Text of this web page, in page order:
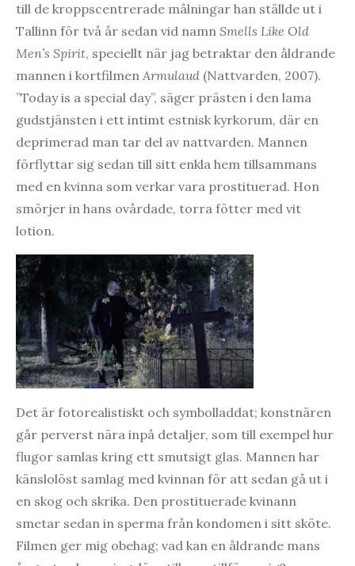
till de kroppscentrerade målningar han ställde ut i
Tallinn för två år sedan vid namn Smells Like Old
Men’s Spirit, speciellt när jag betraktar den åldrande
mannen i kortfilmen Armulaud (Nattvarden, 2007).
”Today is a special day”, säger prästen i den lama
gudstjänsten i ett intimt estnisk kyrkorum, där en
deprimerad man tar del av nattvarden. Mannen
förflyttar sig sedan till sitt enkla hem tillsammans
med en kvinna som verkar vara prostituerad. Hon
smörjer in hans ovårdade, torra fötter med vit
lotion.
Det är fotorealistiskt och symbolladdat; konstnären
går perverst nära inpå detaljer, som till exempel hur
flugor samlas kring ett smutsigt glas. Mannen har
känslolöst samlag med kvinnan för att sedan gå ut i
en skog och skrika. Den prostituerade kvinann
smetar sedan in sperma från kondomen i sitt sköte.
Filmen ger mig obehag; vad kan en åldrande mans